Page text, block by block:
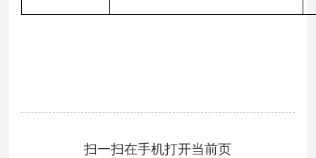
扫一扫在手机打开当前页